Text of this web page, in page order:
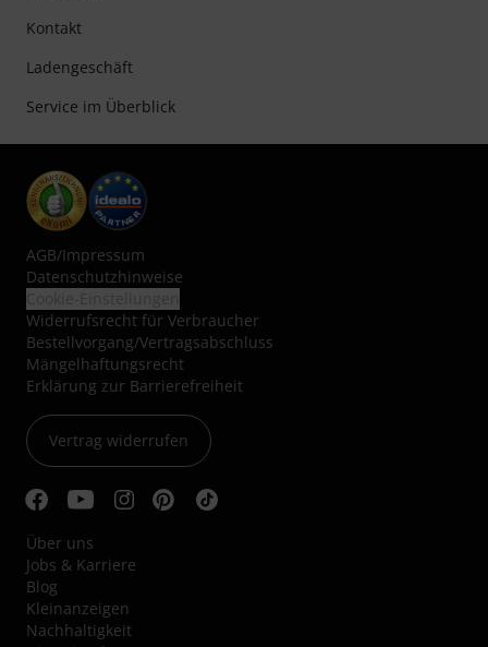
Kontakt
Ladengeschäft
Service im Überblick
AGB/Impressum
Datenschutzhinweise
Widerrufsrecht für Verbraucher
Bestellvorgang/Vertragsabschluss
Mängelhaftungsrecht
Erklärung zur Barrierefreiheit
Vertrag widerrufen
Über uns
Jobs & Karriere
Blog
Kleinanzeigen
Nachhaltigkeit